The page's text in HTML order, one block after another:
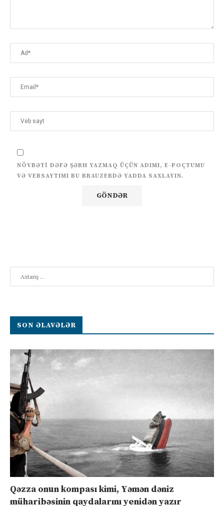
NÖVBƏTI DƏFƏ ŞƏRH YAZMAQ ÜÇÜN ADIMI, E-POÇTUMU
VƏ VEBSAYTIMI BU BRAUZERDƏ YADDA SAXLAYIN.
SON ƏLAVƏLƏR
Qəzza onun kompası kimi, Yəmən dəniz
müharibəsinin qaydalarını yenidən yazır